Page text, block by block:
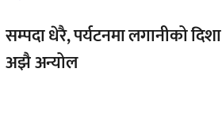
सम्पदा धेरै, पर्यटनमा लगानीको दिशा
अझै अन्योल